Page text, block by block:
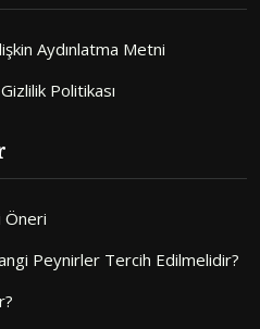
Aydınlatma Metni
Politikası
Öneri
Peynirler Tercih Edilmelidir?